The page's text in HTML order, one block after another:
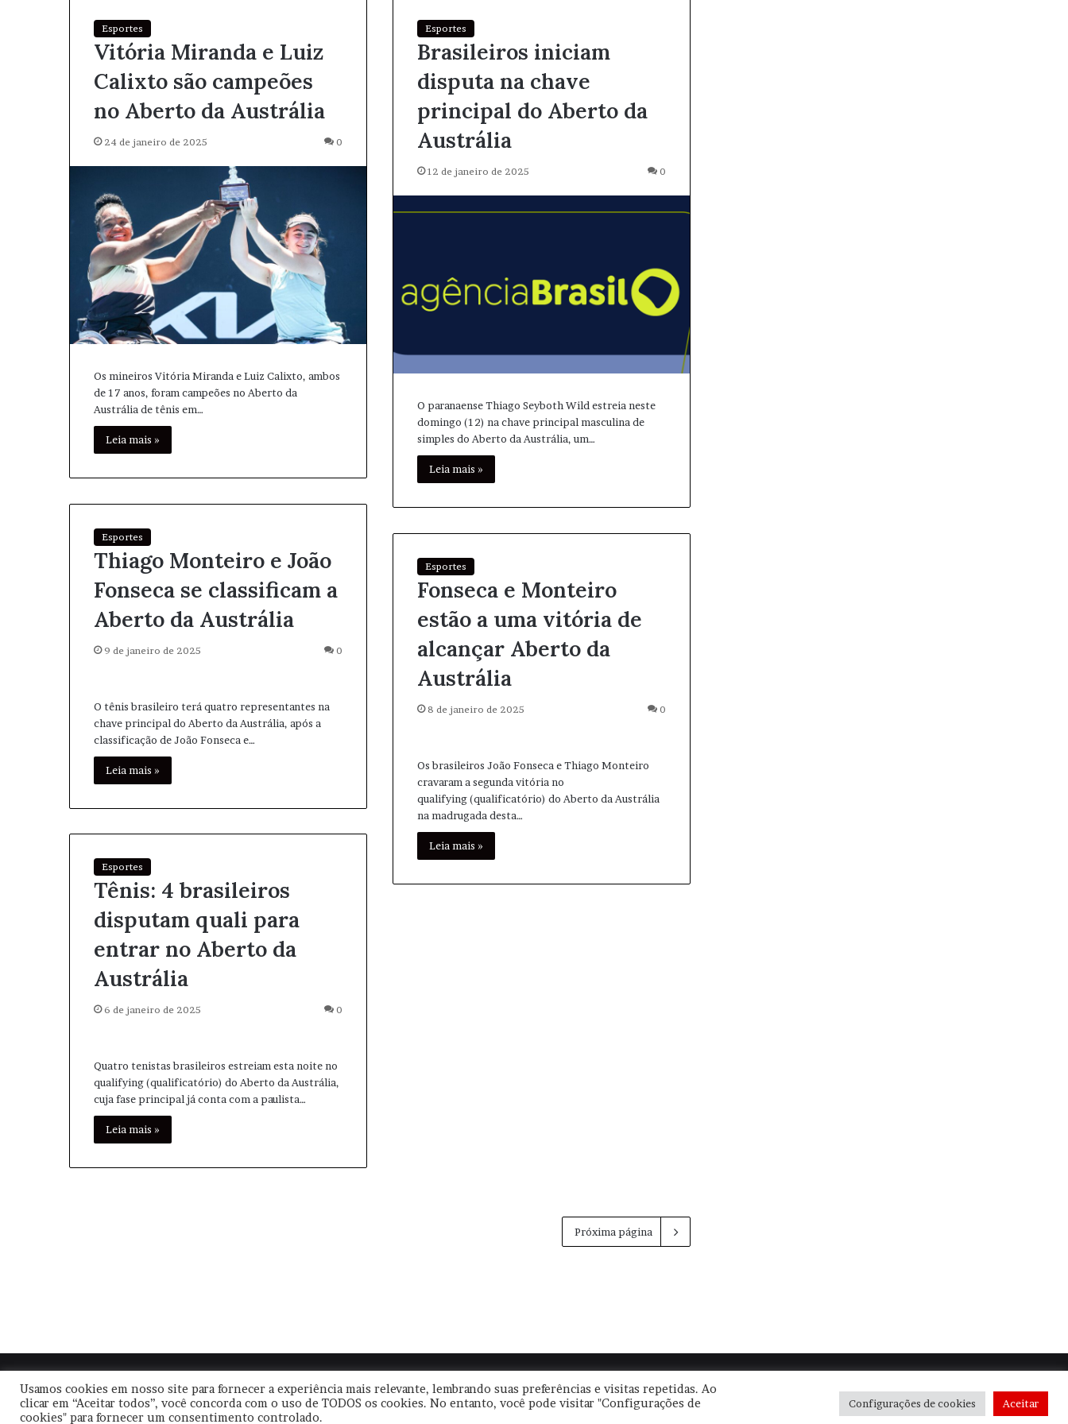
Esportes
Vitória Miranda e Luiz
Calixto são campeões
no Aberto da Austrália
24 de janeiro de 2025 0
Os mineiros Vitória Miranda e Luiz Calixto, ambos
de 17 anos, foram campeões no Aberto da
Austrália de tênis em…
Leia mais »
Esportes
Brasileiros iniciam
disputa na chave
principal do Aberto da
Austrália
12 de janeiro de 2025 0
O paranaense Thiago Seyboth Wild estreia neste
domingo (12) na chave principal masculina de
simples do Aberto da Austrália, um…
Leia mais »
Esportes
Thiago Monteiro e João
Fonseca se classificam a
Aberto da Austrália
9 de janeiro de 2025 0
O tênis brasileiro terá quatro representantes na
chave principal do Aberto da Austrália, após a
classificação de João Fonseca e…
Leia mais »
Esportes
Fonseca e Monteiro
estão a uma vitória de
alcançar Aberto da
Austrália
8 de janeiro de 2025 0
Os brasileiros João Fonseca e Thiago Monteiro
cravaram a segunda vitória no
qualifying (qualificatório) do Aberto da Austrália
na madrugada desta…
Leia mais »
Esportes
Tênis: 4 brasileiros
disputam quali para
entrar no Aberto da
Austrália
6 de janeiro de 2025 0
Quatro tenistas brasileiros estreiam esta noite no
qualifying (qualificatório) do Aberto da Austrália,
cuja fase principal já conta com a paulista…
Leia mais »
Próxima página
2026, Todos os direitos reservados | | Termos de Uso Política de Privacidade | CNPJ: 57.671.561/0001-30 | Orgulhosamente hospedado por
Facebook
YouTubeInstagram
Usamos cookies em nosso site para fornecer a experiência mais relevante, lembrando suas preferências e visitas repetidas. Ao
clicar em “Aceitar todos”, você concorda com o uso de TODOS os cookies. No entanto, você pode visitar "Configurações de
cookies" para fornecer um consentimento controlado.
Configurações de cookies Aceitar